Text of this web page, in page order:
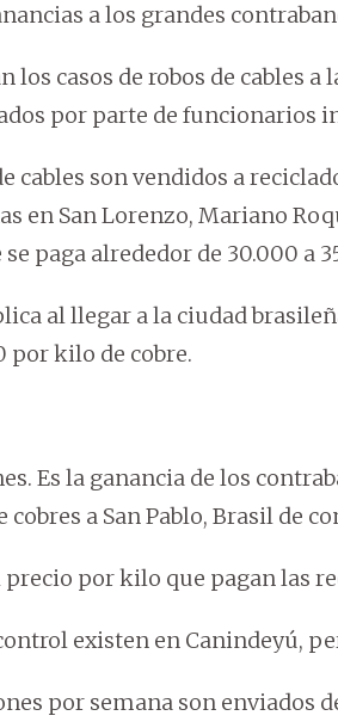
a los grandes
los casos de robos de cables
por parte de funcionarios
cables son vendidos a
en San Lorenzo, Mariano
paga alrededor de 30.000 a
al llegar a la ciudad
por kilo de cobre.
Es la ganancia de los
cobres a San Pablo, Brasil de
precio por kilo que pagan las
existen en Canindeyú,
por semana son enviados